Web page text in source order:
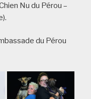
Nu du Pérou –
du Pérou